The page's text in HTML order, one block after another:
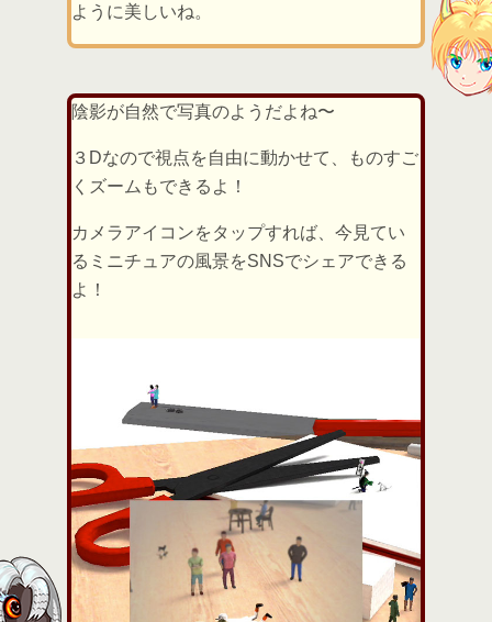
ように美しいね。
陰影が自然で写真のようだよね〜
３Dなので視点を自由に動かせて、ものすご
くズームもできるよ！
カメラアイコンをタップすれば、今見てい
るミニチュアの風景をSNSでシェアできる
よ！